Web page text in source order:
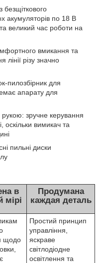
безщіткового
акумуляторів по 18 В
великий час роботи на
вмикання та
лінії різу значно
пилозбірник для
апарату для
зручне керування
оскільки вимикач та
пильні диски
в
мірі
Продумана
каждая деталь
щодо
Простий принцип
управління,
яскраве
світлодіодне
освітлення та